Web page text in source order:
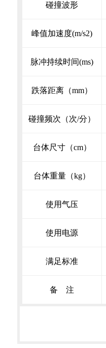
碰撞波形
峰值加速度(m/s2)
脉冲持续时间(ms)
跌落距离（mm）
碰撞频次（次/分）
台体尺寸（cm）
台体重量（kg）
使用气压
使用电源
满足标准
备 注